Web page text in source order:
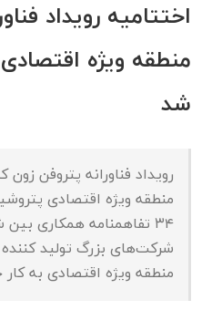
اختتامیه رویداد
منطقه ویژه
شد
رویداد فناورانه پتروفن
منطقه ویژه اقتصادی
۳۴ تفاهمنامه همکاری
شرکت‌های بزرگ تولید
منطقه ویژه اقتصادی به کار